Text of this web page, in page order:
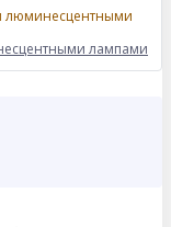
лампами